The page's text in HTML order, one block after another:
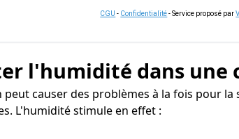
CGU - Confidentialité- Service proposé par
l'humidité dans une
causer des problèmes à la fois pour
L'humidité stimule en effet :